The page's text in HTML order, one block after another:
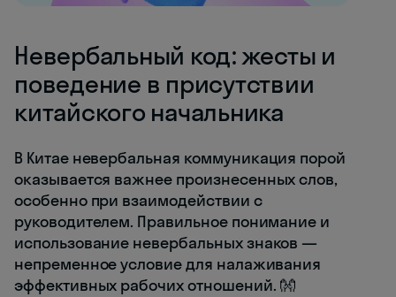
Невербальный код: жесты и
поведение в присутствии
китайского начальника
В Китае невербальная коммуникация порой
оказывается важнее произнесенных слов,
особенно при взаимодействии с
руководителем. Правильное понимание и
использование невербальных знаков —
непременное условие для налаживания
эффективных рабочих отношений. 👐